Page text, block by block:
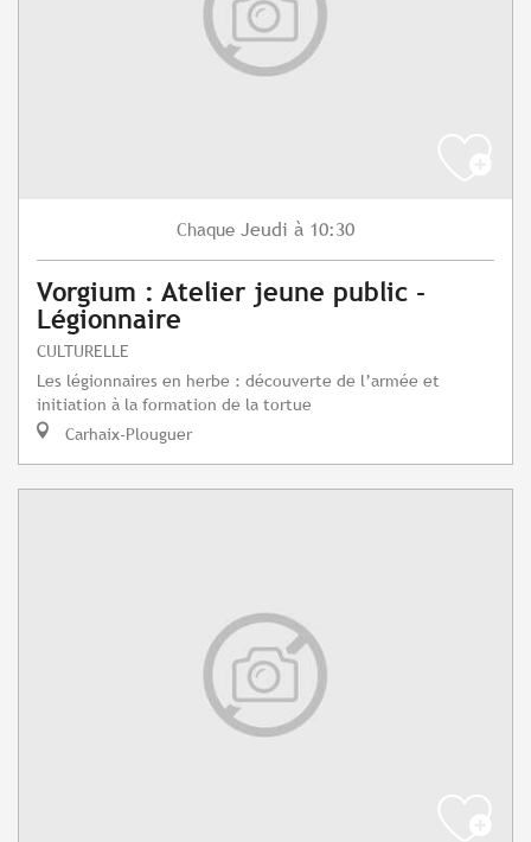
Chaque Jeudi à 10:30
Vorgium : Atelier jeune public -
Légionnaire
CULTURELLE
Les légionnaires en herbe : découverte de l’armée et
initiation à la formation de la tortue
Carhaix-Plouguer